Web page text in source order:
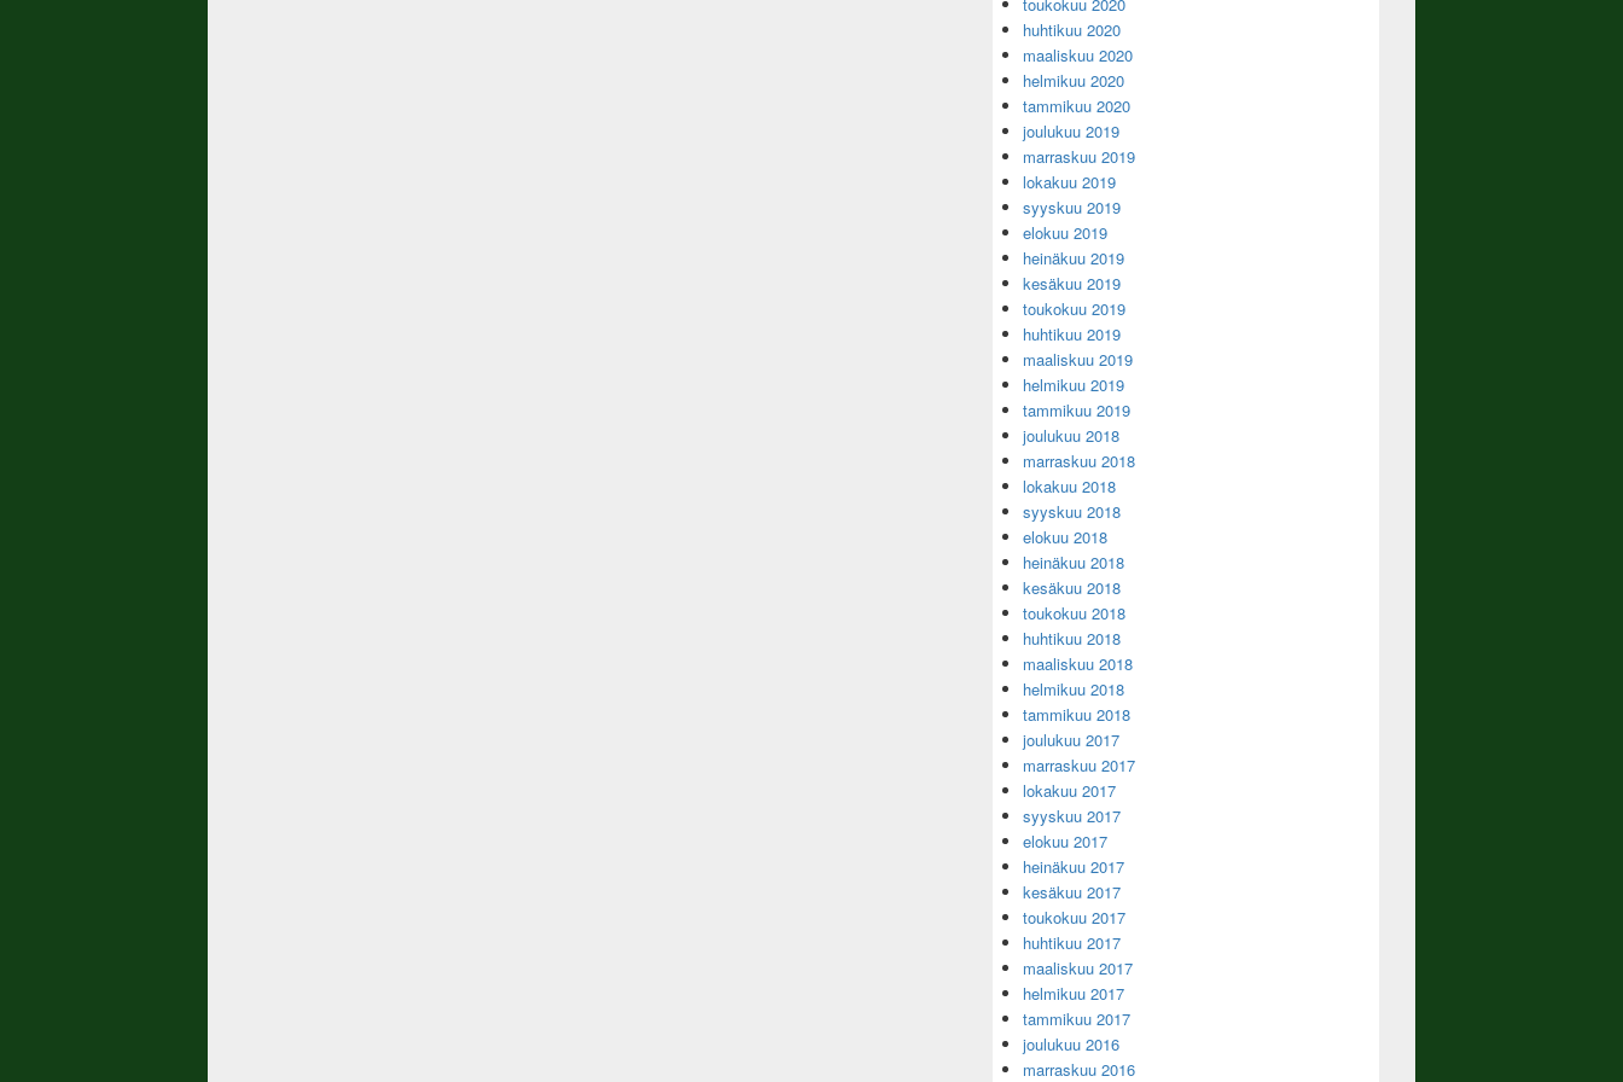
huhtikuu 2020
maaliskuu 2020
helmikuu 2020
tammikuu 2020
joulukuu 2019
marraskuu 2019
lokakuu 2019
syyskuu 2019
elokuu 2019
heinäkuu 2019
kesäkuu 2019
toukokuu 2019
huhtikuu 2019
maaliskuu 2019
helmikuu 2019
tammikuu 2019
joulukuu 2018
marraskuu 2018
lokakuu 2018
syyskuu 2018
elokuu 2018
heinäkuu 2018
kesäkuu 2018
toukokuu 2018
huhtikuu 2018
maaliskuu 2018
helmikuu 2018
tammikuu 2018
joulukuu 2017
marraskuu 2017
lokakuu 2017
syyskuu 2017
elokuu 2017
heinäkuu 2017
kesäkuu 2017
toukokuu 2017
huhtikuu 2017
maaliskuu 2017
helmikuu 2017
tammikuu 2017
joulukuu 2016
marraskuu 2016